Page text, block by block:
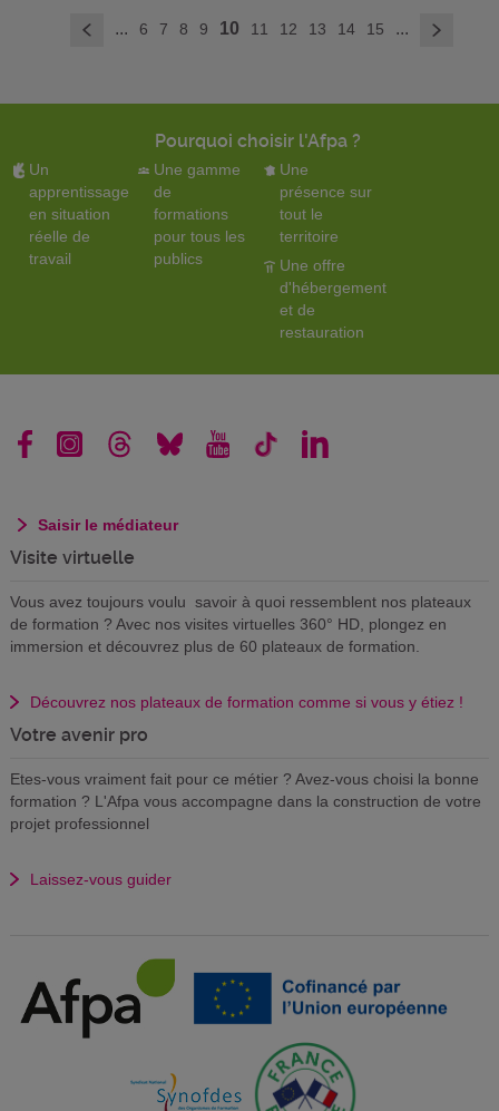
< ... 6 7 8 9 10 11 12 13 14 15 ... >
Pourquoi choisir l'Afpa ?
Un
apprentissage
en situation
réelle de
travail
Une gamme
de
formations
pour tous les
publics
Une
présence sur
tout le
territoire
Une offre
d'hébergement
et de
restauration
Saisir le médiateur
Visite virtuelle
Vous avez toujours voulu savoir à quoi ressemblent nos plateaux
de formation ? Avec nos visites virtuelles 360° HD, plongez en
immersion et découvrez plus de 60 plateaux de formation.
Découvrez nos plateaux de formation comme si vous y étiez !
Votre avenir pro
Etes-vous vraiment fait pour ce métier ? Avez-vous choisi la bonne
formation ? L'Afpa vous accompagne dans la construction de votre
projet professionnel
Laissez-vous guider